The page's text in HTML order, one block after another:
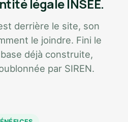
légale INSEE.
derrière le site, son
le joindre. Fini le
déjà construite,
par SIREN.